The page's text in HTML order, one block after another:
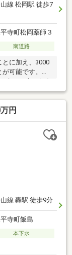
線 松岡駅 徒歩7
寺町松岡薬師３
南道路
に加え、3000
可能です。駅
お目当ての建築
ムを建てること
円
線 轟駅 徒歩9分
寺町飯島
本下水